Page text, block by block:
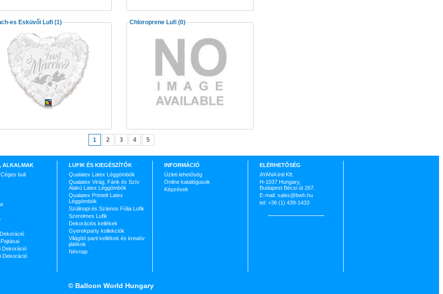
es Esküvői Lufi(1) Chloroprene Lufi(0)
1 2 3 4 5
ALKALMAK
buli
Dekoráció
Dekoráció
LUFIK ÉS KIEGÉSZÍTŐK
Qualatex Latex Léggömbök
Qualatex Virág, Fánk és Szív
Alakú Latex Léggömbök
Qualatex Printelt Latex
Léggömbök
Szülinapi és Számos Fólia Lufik
Szerelmes Lufik
Dekorációs kellékek
Gyerekparty kollekciók
Világító parti kellékek és kreatív
játékok
Névnap
INFORMÁCIÓ
Üzleti lehetőség
Online katalógusok
Képzések
ELÉRHETŐSÉG
AYANA Intl Kft.
H-1037 Hungary,
Budapest Bécsi út 267.
E-mail: sales@bwh.hu
tel: +36 (1) 439-1433
©Balloon World Hungary